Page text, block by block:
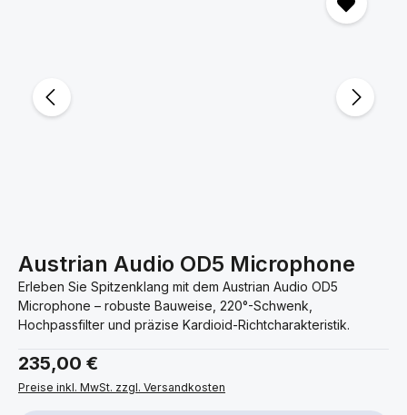
Austrian Audio OD5 Microphone
Erleben Sie Spitzenklang mit dem Austrian Audio OD5
Microphone – robuste Bauweise, 220°-Schwenk,
Hochpassfilter und präzise Kardioid-Richtcharakteristik.
Regulärer Preis:
235,00 €
Preise inkl. MwSt. zzgl. Versandkosten